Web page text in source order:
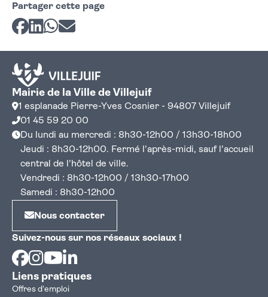
Partager cette page
Partager sur Facebook
Partager sur LinkedIn
Partager sur Whatsapp
Partager par courriel
Mairie de la Ville de Villejuif
1 esplanade Pierre-Yves Cosnier - 94807 Villejuif
01 45 59 20 00
Du lundi au mercredi : 8h30-12h00 / 13h30-18h00
Jeudi : 8h30-12h00. Fermé l'après-midi, sauf l'accueil
central de l'hôtel de ville.
Vendredi : 8h30-12h00 / 13h30-17h00
Samedi : 8h30-12h00
Nous contacter
Suivez-nous sur nos réseaux sociaux !
Facebook
Instagram
Youtube
Liens pratiques
Offres d'emploi